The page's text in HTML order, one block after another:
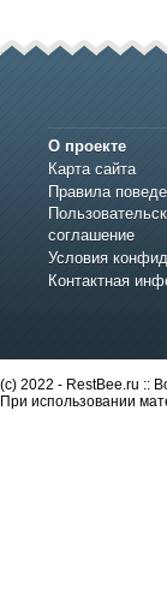
О проекте
Карта сайта
Правила
соглашение
Условия
Контактная
(c) 2022 - RestBee.ru ::
При использовании